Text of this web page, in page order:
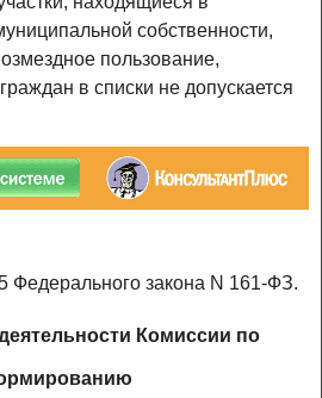
собственности,
пользование,
в списки не допускается
Федерального закона N 161-ФЗ.
деятельности Комиссии по